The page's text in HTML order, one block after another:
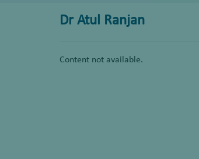
Dr Atul Ranjan
Content not available.